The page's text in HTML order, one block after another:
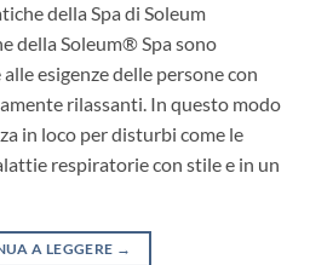
della Spa di Soleum
della Soleum® Spa sono
esigenze delle persone con
rilassanti. In questo modo
in loco per disturbi come le
respiratorie con stile e in un
A LEGGERE →